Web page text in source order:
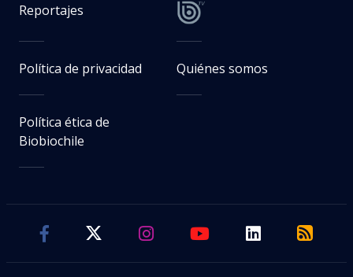
Reportajes
Política de privacidad Quiénes somos
Política ética de
Biobiochile